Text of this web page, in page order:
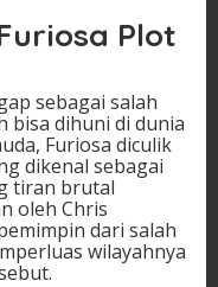
Plot
sebagai salah
bisa dihuni di dunia
Furiosa diculik
dikenal sebagai
tiran brutal
oleh Chris
dari salah
wilayahnya